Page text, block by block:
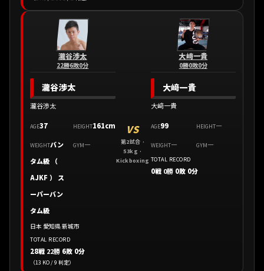
瀧谷渉太
22勝6敗0分
瀧谷渉太
瀧谷渉太
AGE37 HEIGHT161cm
WEIGHTバン
タム級 （
AJKF ） ス
ーパーバン
タム級
GYM—
日本 愛知県 新城市
TOTAL RECORD
28戦 22勝 6敗 0分
（13 KO / 9 判定）
VS
第2試合 ·
53kg ·
Kickboxing
大﨑一貴
0勝0敗0分
大﨑一貴
大﨑一貴
AGE99 HEIGHT—
WEIGHT— GYM—
TOTAL RECORD
0戦 0勝0敗 0分